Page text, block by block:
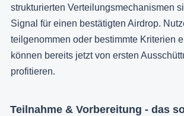
strukturierten Verteilungsmechanismen
Signal für einen bestätigten Airdrop.
teilgenommen oder bestimmte Kriterien
können bereits jetzt von ersten
profitieren.
Teilnahme & Vorbereitung - das